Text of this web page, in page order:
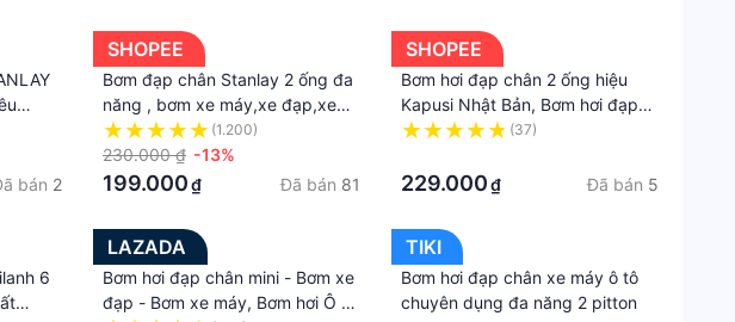
bán 2
SHOPEE
Bơm đạp chân Stanlay 2 ống đa
năng , bơm xe máy,xe đạp,xe
hơi nhập khẩu (1.200)
230.000 ₫ -13%
199.000₫ Đã bán 81
SHOPEE
Bơm hơi đạp chân 2 ống hiệu
Kapusi Nhật Bản, Bơm hơi đạp
chân 2 XiLanh (37)
229.000₫ Đã bán 5
6
LAZADA
Bơm hơi đạp chân mini - Bơm xe
đạp - Bơm xe máy, Bơm hơi Ô Tô
TIKI
Bơm hơi đạp chân xe máy ô tô
chuyên dụng đa năng 2 pitton